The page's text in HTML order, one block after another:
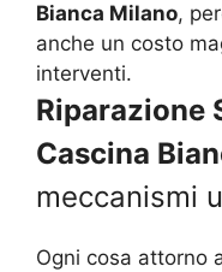
Bianca Milano,
anche un costo
interventi.
Riparazione
Cascina
meccanismi
Ogni cosa attorno